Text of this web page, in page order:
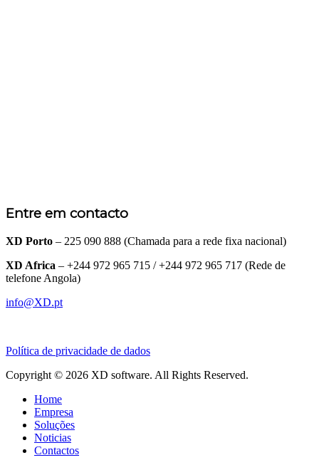
Entre em contacto
XD Porto – 225 090 888 (Chamada para a rede fixa nacional)
XD Africa – +244 972 965 715 / +244 972 965 717 (Rede de
telefone Angola)
info@XD.pt
Política de privacidade de dados
Copyright © 2026 XD software. All Rights Reserved.
Home
Empresa
Soluções
Noticias
Contactos